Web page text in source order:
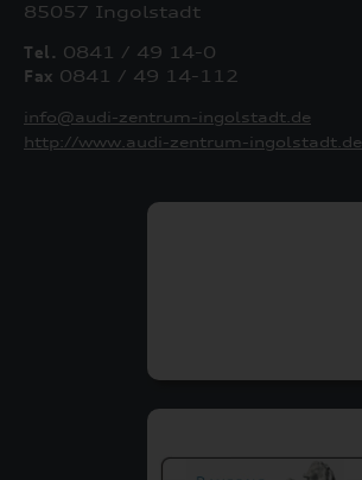
85057 Ingolstadt
Tel. 0841 / 49 14-0
Fax 0841 / 49 14-112
info@audi-zentrum-ingolstadt.de
http://www.audi-zentrum-ingolstadt.de